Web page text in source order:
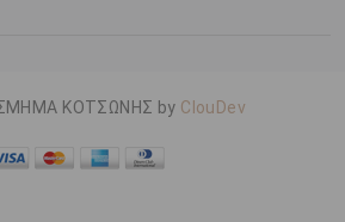
ΚΟΤΣΩΝΗΣ by ClouDev